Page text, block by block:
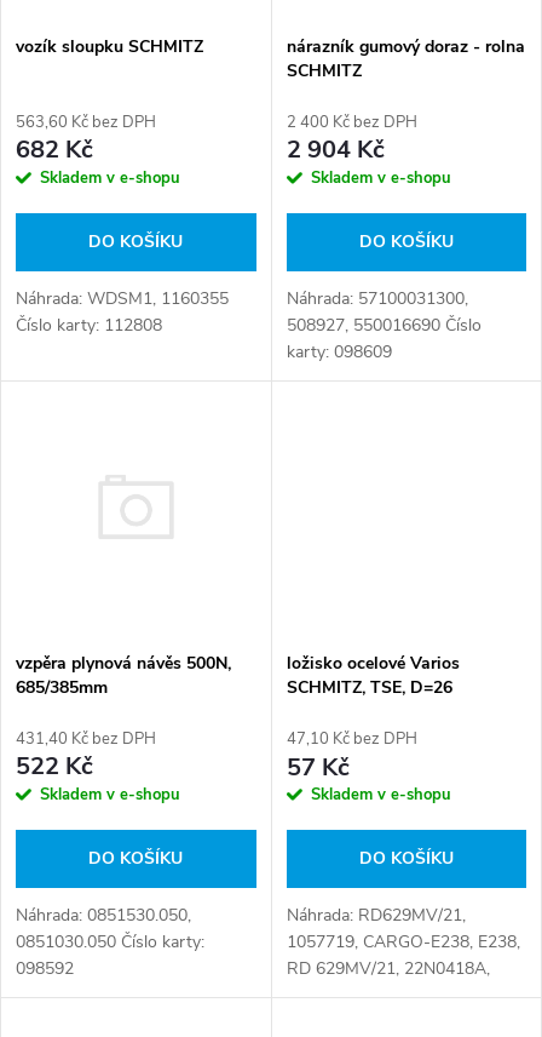
p
r
o
u
k
s
r
o
d
u
k
vozík sloupku SCHMITZ
563,60 Kč bez DPH
682 Kč
Skladem v e-shopu
DO KOŠÍKU
Náhrada: WDSM1, 1160355
Číslo karty: 112808
nárazník gumový doraz - rolna
SCHMITZ
2 400 Kč bez DPH
2 904 Kč
Skladem v e-shopu
DO KOŠÍKU
Náhrada: 57100031300,
508927, 550016690 Číslo
karty: 098609
vzpěra plynová návěs 500N,
685/385mm
431,40 Kč bez DPH
522 Kč
Skladem v e-shopu
DO KOŠÍKU
Náhrada: 0851530.050,
0851030.050 Číslo karty:
098592
ložisko ocelové Varios
SCHMITZ, TSE, D=26
47,10 Kč bez DPH
57 Kč
Skladem v e-shopu
DO KOŠÍKU
Náhrada: RD629MV/21,
1057719, CARGO-E238, E238,
RD 629MV/21, 22N0418A,
300-51.169 Číslo karty: 094133